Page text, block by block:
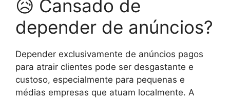
😥 Cansado de
depender de anúncios?
Depender exclusivamente de anúncios pagos
para atrair clientes pode ser desgastante e
custoso, especialmente para pequenas e
médias empresas que atuam localmente. A